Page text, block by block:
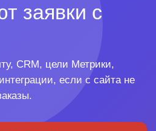
заявки с
CRM, цели Метрики,
если с сайта не